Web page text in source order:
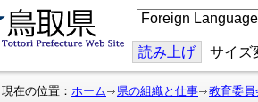
こ
の
ジ
を
翻
読み上げ サイズ
現在の位置： ホーム 県の組織と仕事 教育委員